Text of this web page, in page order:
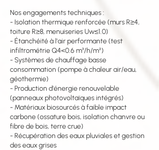
Nos engagements techniques :
- Isolation thermique renforcée (murs R≥4,
toiture R≥8, menuiseries Uw≤1.0)
- Étanchéité à l'air performante (test
infiltrométrie Q4<0.6 m³/h/m²)
- Systèmes de chauffage basse
consommation (pompe à chaleur air/eau,
géothermie)
- Production d'énergie renouvelable
(panneaux photovoltaïques intégrés)
- Matériaux biosourcés à faible impact
carbone (ossature bois, isolation chanvre ou
fibre de bois, terre crue)
- Récupération des eaux pluviales et gestion
des eaux grises